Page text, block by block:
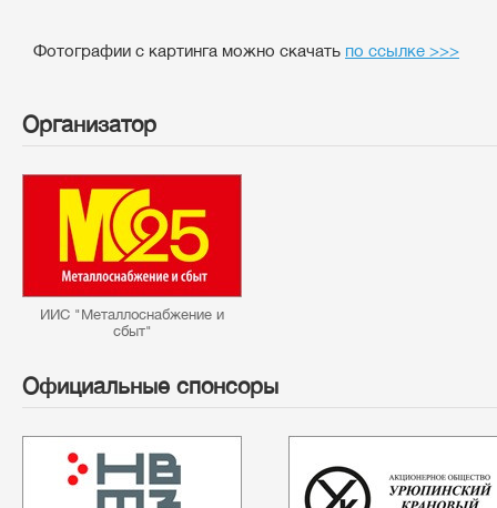
Фотографии с картинга можно скачать по ссылке >>>
Организатор
ИИС "Металлоснабжение и
сбыт"
Официальные спонсоры